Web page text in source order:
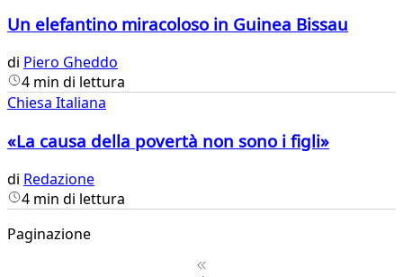
Un elefantino miracoloso in Guinea Bissau
di Piero Gheddo
4 min di lettura
Chiesa Italiana
«La causa della povertà non sono i figli»
di Redazione
4 min di lettura
Paginazione